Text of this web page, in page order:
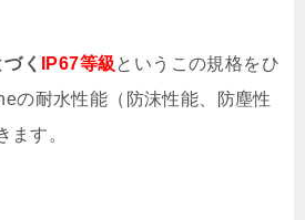
く IP67等級というこの規格をひ
の耐水性能（防沫性能、防塵性
ます。